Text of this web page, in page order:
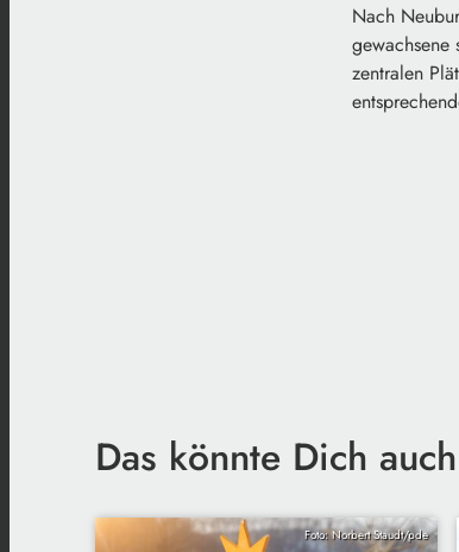
Nach
zentralen
Das könnte Dich
Foto: Norbert Staudt/pde